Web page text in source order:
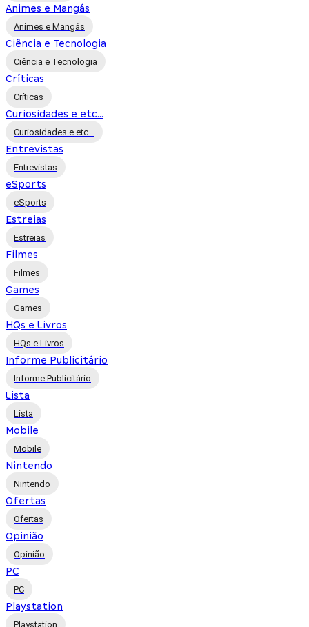
Animes e Mangás
Animes e Mangás
Ciência e Tecnologia
Ciência e Tecnologia
Críticas
Críticas
Curiosidades e etc...
Curiosidades e etc...
Entrevistas
Entrevistas
eSports
eSports
Estreias
Estreias
Filmes
Filmes
Games
Games
HQs e Livros
HQs e Livros
Informe Publicitário
Informe Publicitário
Lista
Lista
Mobile
Mobile
Nintendo
Nintendo
Ofertas
Ofertas
Opinião
Opinião
PC
PC
Playstation
Playstation